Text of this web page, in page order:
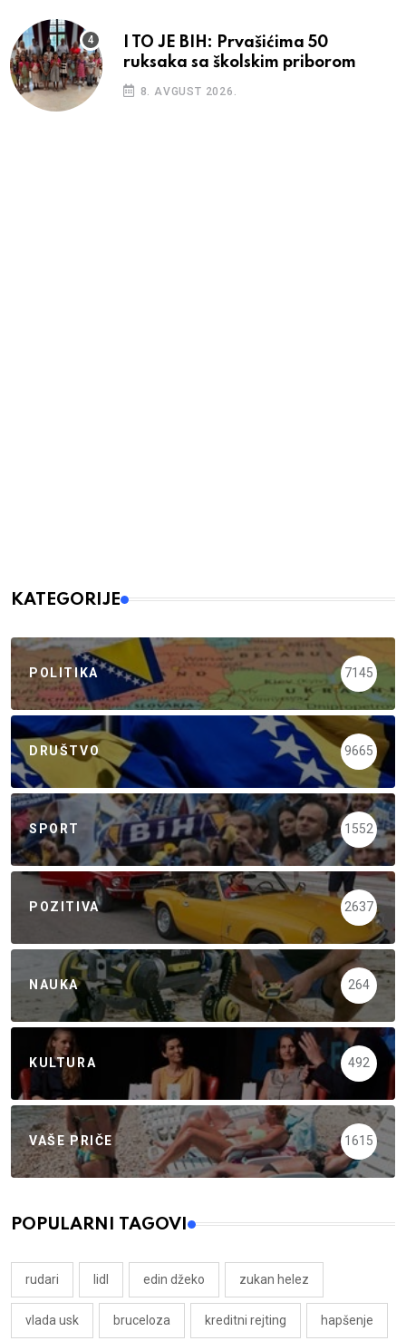
I TO JE BIH: Prvašićima 50
ruksaka sa školskim priborom
8. AVGUST 2026.
KATEGORIJE
POLITIKA 7145
DRUŠTVO 9665
SPORT 1552
POZITIVA 2637
NAUKA 264
KULTURA 492
VAŠE PRIČE 1615
POPULARNI TAGOVI
rudari lidl edin džeko zukan helez
vlada usk bruceloza kreditni rejting hapšenje